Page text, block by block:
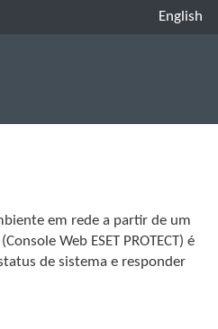
English
em rede a partir de um
Web ESET PROTECT) é
de sistema e responder